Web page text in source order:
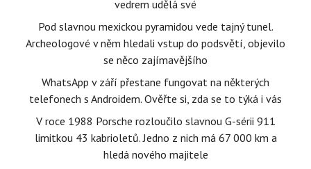
vedrem udělá své
Pod slavnou mexickou pyramidou vede tajný tunel.
Archeologové v něm hledali vstup do podsvětí, objevilo
se něco zajímavějšího
WhatsApp v září přestane fungovat na některých
telefonech s Androidem. Ověřte si, zda se to týká i vás
V roce 1988 Porsche rozloučilo slavnou G-sérii 911
limitkou 43 kabrioletů. Jedno z nich má 67 000 km a
hledá nového majitele